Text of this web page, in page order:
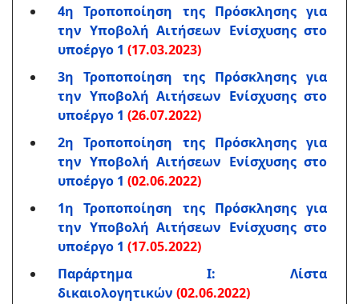
4η Τροποποίηση της Πρόσκλησης για
την Υποβολή Αιτήσεων Ενίσχυσης στο
υποέργο 1 (17.03.2023)
3η Τροποποίηση της Πρόσκλησης για
την Υποβολή Αιτήσεων Ενίσχυσης στο
υποέργο 1 (26.07.2022)
2η Τροποποίηση της Πρόσκλησης για
την Υποβολή Αιτήσεων Ενίσχυσης στο
υποέργο 1 (02.06.2022)
1η Τροποποίηση της Πρόσκλησης για
την Υποβολή Αιτήσεων Ενίσχυσης στο
υποέργο 1 (17.05.2022)
Παράρτημα Ι: Λίστα
δικαιολογητικών (02.06.2022)